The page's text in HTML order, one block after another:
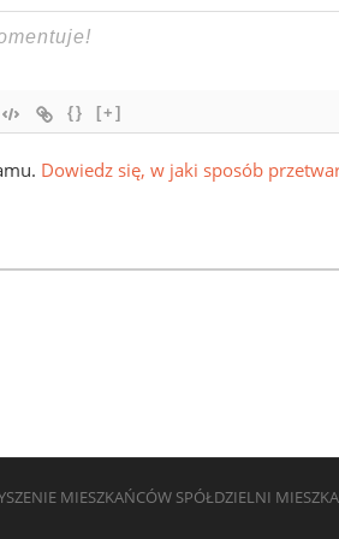
{} [+]
Dowiedz się, w jaki sposób
MIESZKAŃCÓW SPÓŁDZIELNI